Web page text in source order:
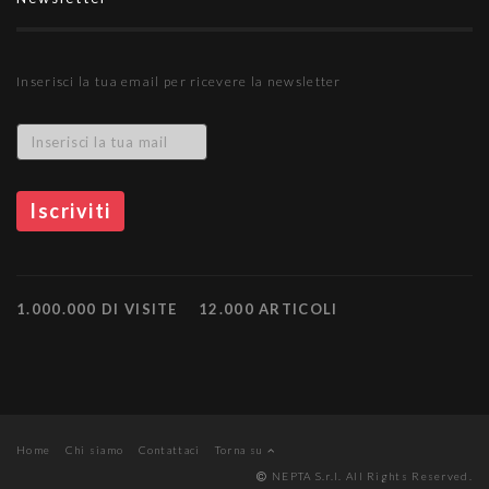
Inserisci la tua email per ricevere la newsletter
1.000.000 DI VISITE 12.000 ARTICOLI
Home Chi siamo Contattaci
Torna su
NEPTA S.r.l. All Rights Reserved.